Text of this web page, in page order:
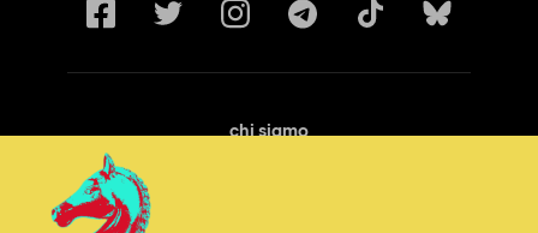
chi siamo